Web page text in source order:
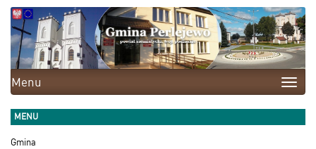
Toggle
Menu
MENU
Gmina